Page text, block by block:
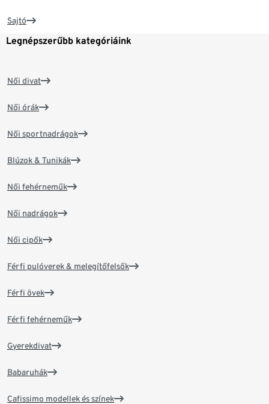
Sajtó
Legnépszerűbb kategóriáink
Női divat
Női órák
Női sportnadrágok
Blúzok & Tunikák
Női fehérneműk
Női nadrágok
Női cipők
Férfi pulóverek & melegítőfelsők
Férfi övek
Férfi fehérneműk
Gyerekdivat
Babaruhák
Cafissimo modellek és színek